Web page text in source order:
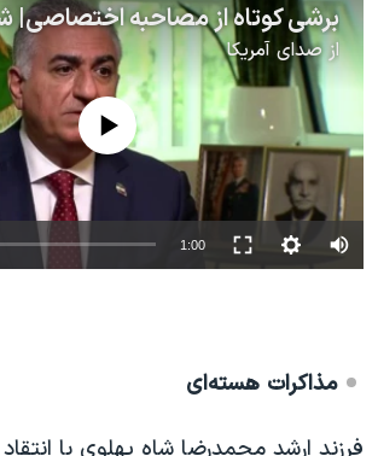
ازصدای آمریکا
source currently available
1:00
مذاکرات هسته‌ای
فرزند ارشد محمدرضا شاه پهلوی با